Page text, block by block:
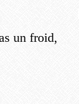
un froid,